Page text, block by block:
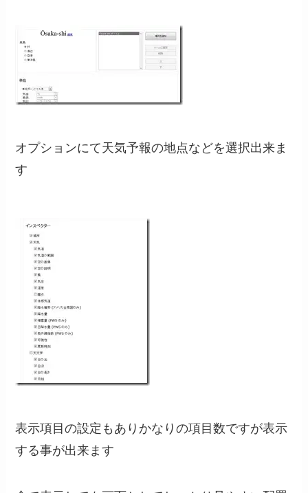
オプションにて天気予報の地点などを選択出来ま
す
表示項目の設定もありかなりの項目数ですが表示
する事が出来ます